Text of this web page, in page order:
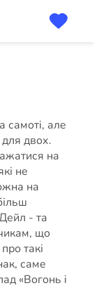
самоті, але
для двох.
на
не
на
- та
що
такі
саме
«Вогонь і